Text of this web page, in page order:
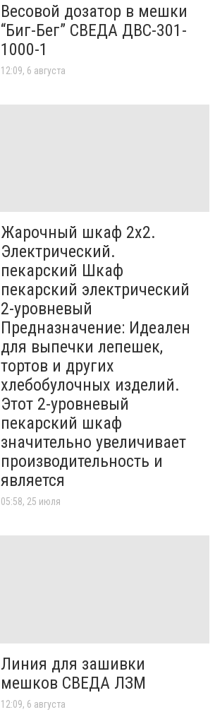
Весовой дозатор в мешки
“Биг-Бег” СВЕДА ДВС-301-
1000-1
12:09, 6 августа
Жарочный шкаф 2х2.
Электрический.
пекарский Шкаф
пекарский электрический
2-уровневый
Предназначение: Идеален
для выпечки лепешек,
тортов и других
хлебобулочных изделий.
Этот 2-уровневый
пекарский шкаф
значительно увеличивает
производительность и
является
05:58, 25 июля
Линия для зашивки
мешков СВЕДА ЛЗМ
12:09, 6 августа